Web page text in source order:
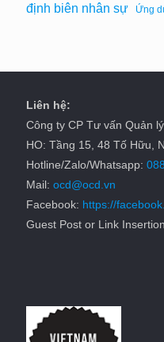
định biên nhân sự Ứng
Liên hệ:
Công ty CP Tư vấn Quản
HO: Tầng 15, 48 Tố Hữu,
Hotline/Zalo/Whatsapp:
Mail: ocd@ocd.vn
Facebook: https://
Guest Post or Link